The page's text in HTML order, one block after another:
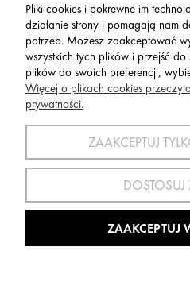
SPORT 2002 ||
dolnośląskie, NIP:
Wszelkie Prawa
Wdrożenie:Agencja Interaktywna
Pliki cookies i pokrewne im
działanie strony i pomagają nam
potrzeb. Możesz zaakceptować
wszystkich tych plików i przejść
plików do swoich preferencji,
Więcej o plikach cookies
prywatności.
ZAAKCEPTUJ
ZAAKCEPTUJ